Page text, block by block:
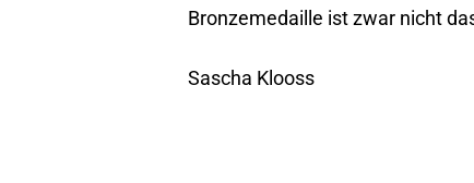
Bronzemedaille ist zwar nicht
Sascha Klooss